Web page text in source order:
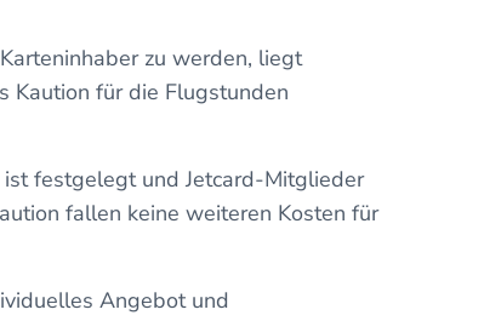
zu werden, liegt
Kaution für die Flugstunden
festgelegt und Jetcard-Mitglieder
fallen keine weiteren Kosten für
Angebot und